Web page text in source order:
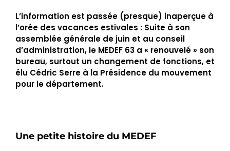
L’information est passée (presque) inaperçue à
l’orée des vacances estivales : Suite à son
assemblée générale de juin et au conseil
d’administration, le MEDEF 63 a « renouvelé » son
bureau, surtout un changement de fonctions, et
élu Cédric Serre à la Présidence du mouvement
pour le département.
Une petite histoire du MEDEF